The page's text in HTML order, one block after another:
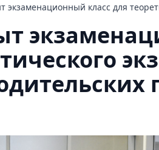
экзаменационный класс для